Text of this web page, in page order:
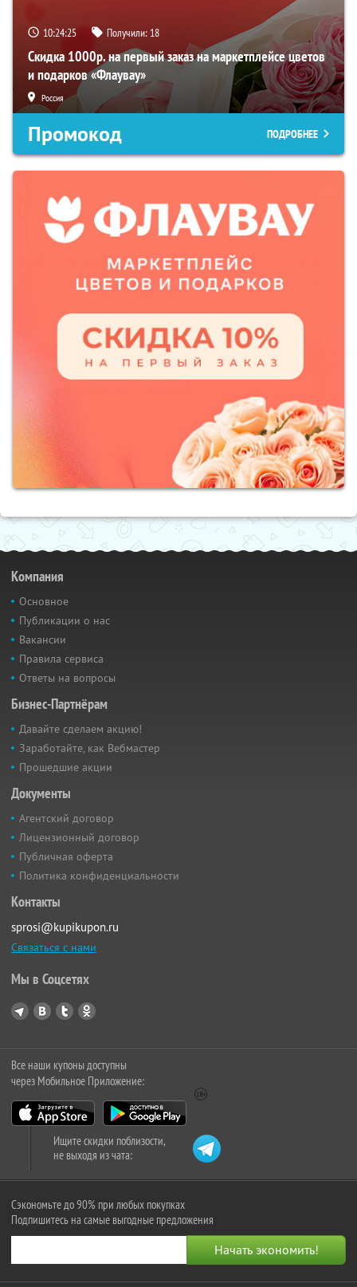
10:24:24 Получили: 18
Скидка 1000р. на первый заказ на маркетплейсе цветов
и подарков «Флаувау»
Россия
Промокод ПОДРОБНЕЕ
Компания
Основное
Публикации о нас
Вакансии
Правила сервиса
Ответы на вопросы
Бизнес-Партнёрам
Давайте сделаем акцию!
Заработайте, как Вебмастер
Прошедшие акции
Документы
Агентский договор
Лицензионный договор
Публичная оферта
Политика конфиденциальности
Контакты
sprosi@kupikupon.ru
Связаться с нами
Мы в Соцсетях
Все наши купоны доступны
через Мобильное Приложение:
Ищите скидки поблизости,
не выходя из чата:
Сэкономьте до 90% при любых покупках
Подпишитесь на самые выгодные предложения